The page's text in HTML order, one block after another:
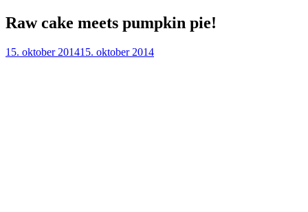
Skip
to
Raw cake meets pumpkin pie!
15. oktober 201415. oktober 2014